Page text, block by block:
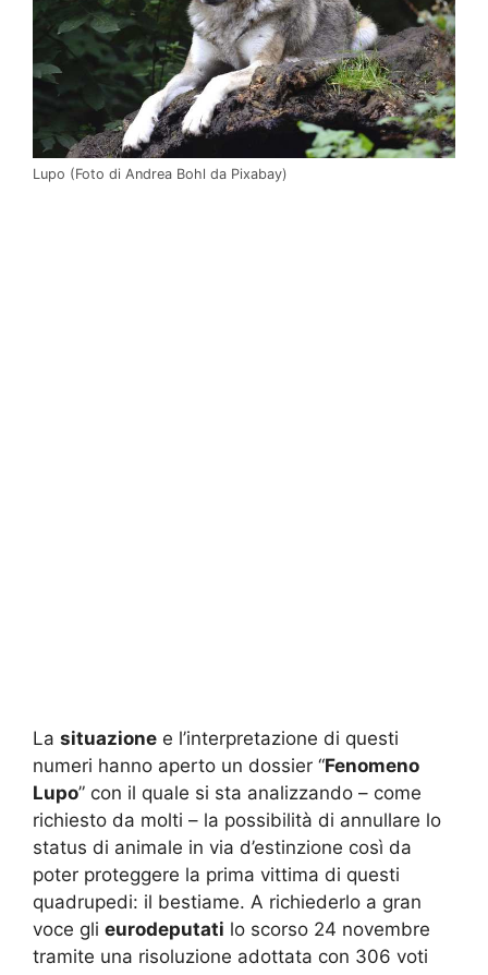
Lupo (Foto di Andrea Bohl da Pixabay)
La situazione e l’interpretazione di questi
numeri hanno aperto un dossier “Fenomeno
Lupo” con il quale si sta analizzando – come
richiesto da molti – la possibilità di annullare lo
status di animale in via d’estinzione così da
poter proteggere la prima vittima di questi
quadrupedi: il bestiame. A richiederlo a gran
voce gli eurodeputati lo scorso 24 novembre
tramite una risoluzione adottata con 306 voti